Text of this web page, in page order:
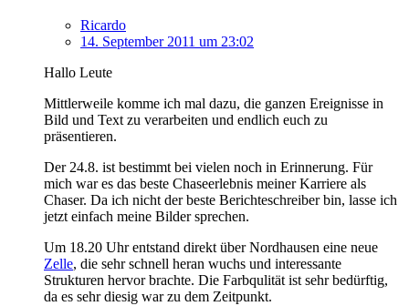
Ricardo
14. September 2011 um 23:02
Hallo Leute
Mittlerweile komme ich mal dazu, die ganzen Ereignisse in
Bild und Text zu verarbeiten und endlich euch zu
präsentieren.
Der 24.8. ist bestimmt bei vielen noch in Erinnerung. Für
mich war es das beste Chaseerlebnis meiner Karriere als
Chaser. Da ich nicht der beste Berichteschreiber bin, lasse ich
jetzt einfach meine Bilder sprechen.
Um 18.20 Uhr entstand direkt über Nordhausen eine neue
Zelle, die sehr schnell heran wuchs und interessante
Strukturen hervor brachte. Die Farbqulität ist sehr bedürftig,
da es sehr diesig war zu dem Zeitpunkt.